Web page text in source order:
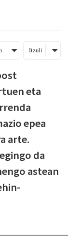
Itzuli
eta
epea
arte.
da
astean